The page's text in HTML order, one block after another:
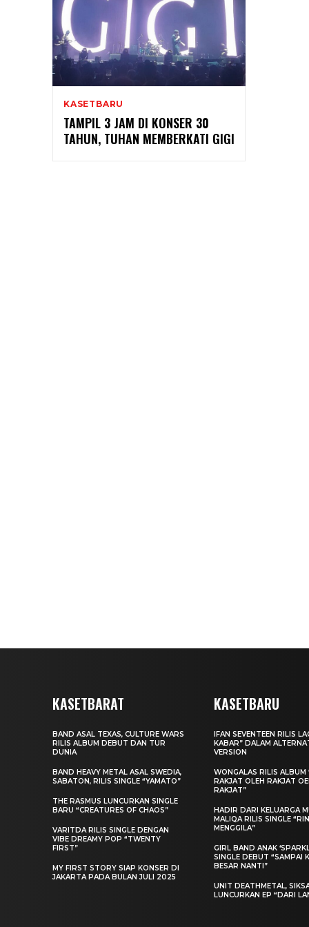
KASETBARU
TAMPIL 3 JAM DI KONSER 30
TAHUN, TUHAN MEMBERKATI GIGI
KASETBARAT
BAND ASAL TEXAS, CULTURE WARS
RILIS ALBUM DEBUT DAN TUR
DUNIA
BAND HEAVY METAL ASAL SWEDIA,
SABATON, RILIS SINGLE “YAMATO”
THE RASMUS LUNCURKAN SINGLE
BARU “CREATURES OF CHAOS”
VARITDA RILIS SINGLE DENGAN
VIBE DREAMY POP “TWENTY
FIRST”
MY FIRST STORY SIAP KONSER DI
JAKARTA PADA BULAN JULI 2025
KASETBARU
IFAN SEVENTEEN RILIS
KABAR” DALAM
VERSION
WONGALAS RILIS ALBUM
RAKJAT OLEH RAKJAT
RAKJAT”
HADIR DARI KELUARGA
MALIQA RILIS SINGLE
MENGGILA”
GIRL BAND ANAK
SINGLE DEBUT “SAMPAI
BESAR NANTI”
UNIT DEATHMETAL,
LUNCURKAN EP “DARI